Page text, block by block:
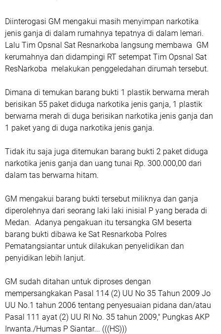
Diinterogasi GM mengakui masih menyimpan narkotika
jenis ganja di dalam rumahnya tepatnya di dalam lemari.
Lalu Tim Opsnal Sat Resnarkoba langsung membawa GM
kerumahnya dan didampingi RT setempat Tim Opsnal Sat
ResNarkoba melakukan penggeledahan dirumah tersebut.
Dimana di temukan barang bukti 1 plastik berwarna merah
berisikan 55 paket diduga narkotika jenis ganja, 1 plastik
berwarna merah di duga berisikan narkotika jenis ganja dan
1 paket yang di duga narkotika jenis ganja.
Tidak itu saja juga ditemukan barang bukti 2 paket diduga
narkotika jenis ganja dan uang tunai Rp. 300.000,00 dari
dalam tas berwarna hitam.
GM mengakui barang bukti tersebut miliknya dan ganja
diperolehnya dari seorang laki laki inisial P yang berada di
Medan. Adanya pengakuan itu tersangka GM beserta
barang bukti dibawa ke Sat Resnarkoba Polres
Pematangsiantar untuk dilakukan penyelidikan dan
penyidikan lebih lanjut.
GM sudah ditahan untuk diproses dengan
mempersangkakan Pasal 114 (2) UU No 35 Tahun 2009 Jo
UU No.1 tahun 2006 tentang penyesuaian pidana dan/atau
Pasal 111 ayat (2) UU RI No. 35 tahun 2009," Pungkas AKP
Irwanta./Humas P Siantar... (((HS)))